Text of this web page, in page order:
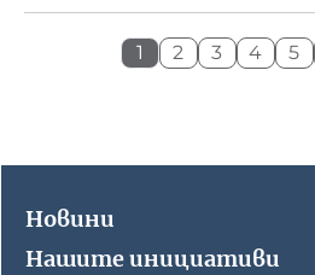
1 2 3 4 5
Новини
Нашите инициативи